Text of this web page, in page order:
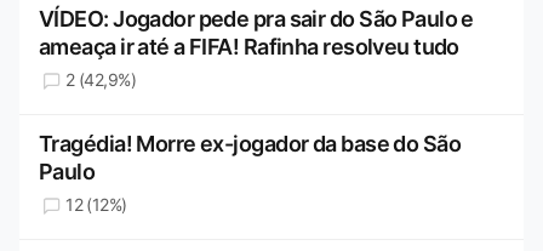
VÍDEO: Jogador pede pra sair do São Paulo e
ameaça ir até a FIFA! Rafinha resolveu tudo
2 (42,9%)
Tragédia! Morre ex-jogador da base do São
Paulo
12 (12%)